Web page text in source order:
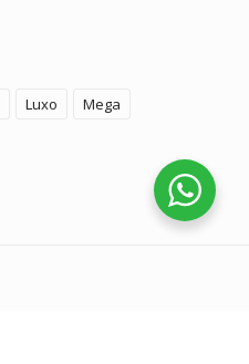
Luxo Mega